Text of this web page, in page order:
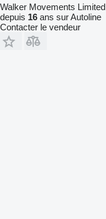
Walker Movements Limited
depuis 16 ans sur Autoline
Contacter le vendeur